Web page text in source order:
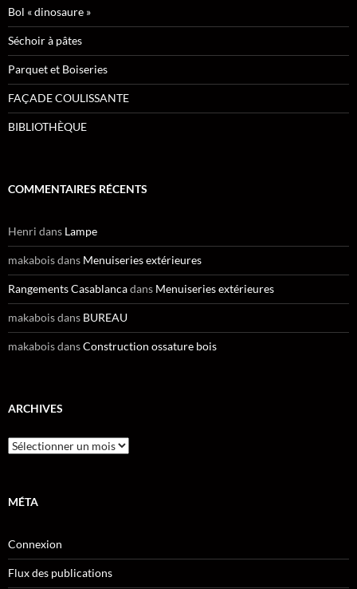
Bol « dinosaure »
Séchoir à pâtes
Parquet et Boiseries
FAÇADE COULISSANTE
BIBLIOTHÈQUE
COMMENTAIRES RÉCENTS
Henri dans Lampe
makaboisdans Menuiseries extérieures
Rangements Casablancadans Menuiseries extérieures
makaboisdans BUREAU
makaboisdansConstruction ossature bois
ARCHIVES
Archives
MÉTA
Connexion
Flux des publications